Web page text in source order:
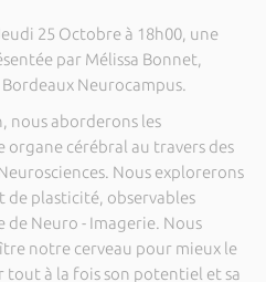
25 Octobre à 18h00, une
par Mélissa Bonnet,
Neurocampus.
nous aborderons les
cérébral au travers des
Nous explorerons
de plasticité, observables
Neuro - Imagerie. Nous
notre cerveau pour mieux le
tout à la fois son potentiel et sa